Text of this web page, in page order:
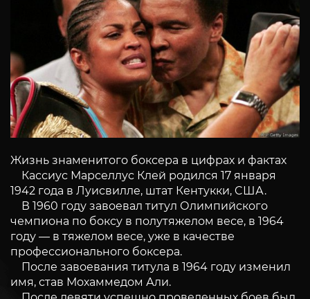
Жизнь знаменитого боксера в цифрах и фактах
Кассиус Марселлус Клей родился 17 января
1942 года в Луисвилле, штат Кентукки, CША.
В 1960 году завоевал титул Олимпийского
чемпиона по боксу в полутяжелом весе, в 1964
году — в тяжелом весе, уже в качестве
профессионального боксера.
После завоевания титула в 1964 году изменил
имя, став Мохаммедом Али.